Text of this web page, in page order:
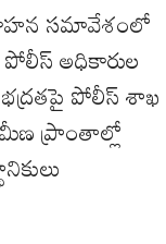
సమావేశంలో
అధికారుల
పోలీస్ శాఖ
ప్రాంతాల్లో